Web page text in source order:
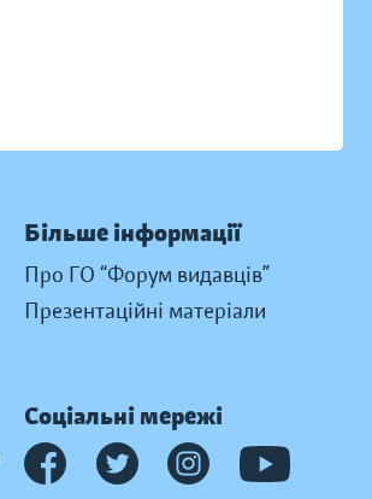
Більше інформації
Про ГО “Форум видавців”
Презентаційні матеріали
Соціальні мережі